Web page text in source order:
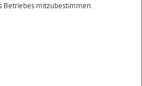
Betriebes mitzubestimmen.